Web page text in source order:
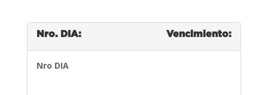
Nro. DIA: Vencimiento:
Nro DIA